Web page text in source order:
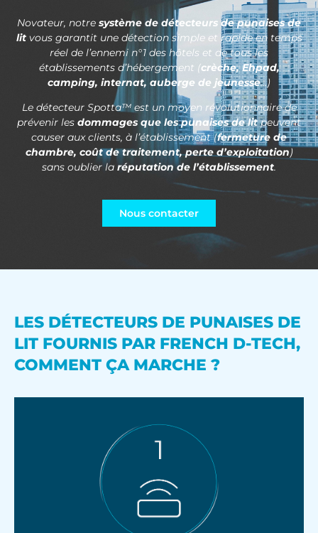
Novateur, notre système de détecteurs de punaises de
litvous garantit une détection simple et rapide en temps
réel de l’ennemi n°1 des hôtels et de tous les
établissements d’hébergement (crèche, Ehpad,
camping, internat, auberge de jeunesse…)
Le détecteur Spotta™ est un moyen révolutionnaire de
prévenir les dommages que les punaises de litpeuvent
causer aux clients, à l’établissement (fermeture de
chambre, coût de traitement, perte d’exploitation)
sans oublier la réputation de l’établissement.
Nous contacter
LES DÉTECTEURS DE PUNAISES DE
LIT FOURNIS PAR FRENCH D-TECH,
COMMENT ÇA MARCHE ?